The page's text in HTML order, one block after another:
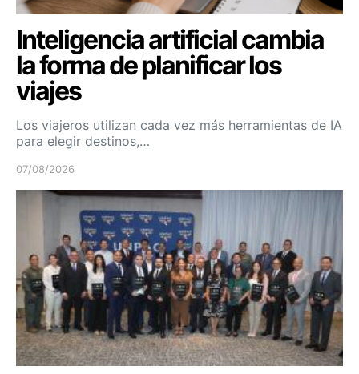
Inteligencia artificial cambia
la forma de planificar los
viajes
Los viajeros utilizan cada vez más herramientas de IA
para elegir destinos,…
07/08/2026